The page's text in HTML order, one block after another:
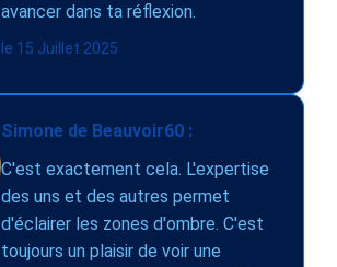
avancer dans ta réflexion.
le 15 Juillet 2025
Simone de Beauvoir60 :
C'est exactement cela. L'expertise
des uns et des autres permet
d'éclairer les zones d'ombre. C'est
toujours un plaisir de voir une